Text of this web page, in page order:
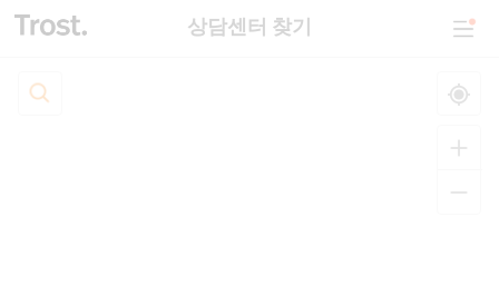
상담센터 찾기